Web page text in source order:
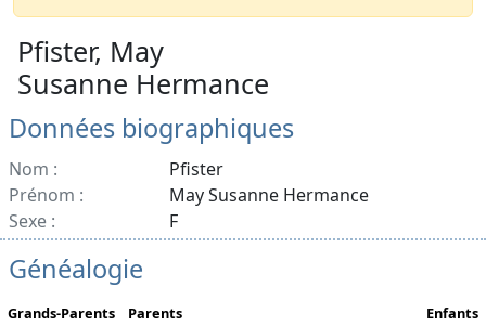
Pfister, May
Susanne Hermance
Données biographiques
Nom :
Pfister
Prénom :
May Susanne Hermance
Sexe :
F
Généalogie
Grands-Parents Parents Enfants